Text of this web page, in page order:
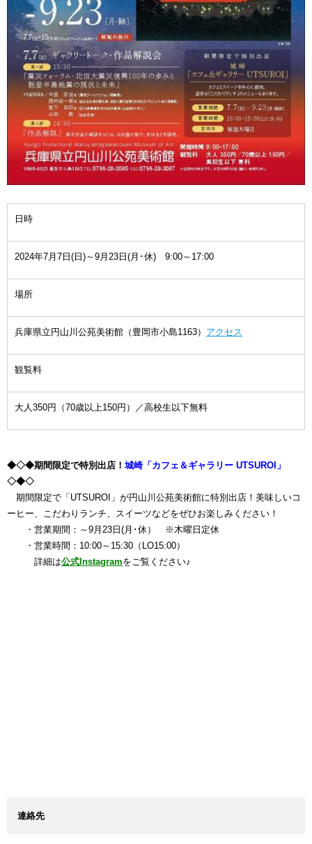
日時
2024年7月7日(日)～9月23日(月･休) 9:00～17:00
場所
兵庫県立円山川公苑美術館（豊岡市小島1163） アクセス
観覧料
大人350円（70歳以上150円）／高校生以下無料
◆◇◆期間限定で特別出店！ 城崎「カフェ＆ギャラリー UTSUROI」
◇◆◇
期間限定で「UTSUROI」が円山川公苑美術館に特別出店！美味しいコ
ーヒー、こだわりランチ、スイーツなどをぜひお楽しみください！
・営業期間：～9月23日(月･休） ※木曜日定休
・営業時間：10:00～15:30（LO15:00）
詳細は公式Instagramをご覧ください♪
連絡先